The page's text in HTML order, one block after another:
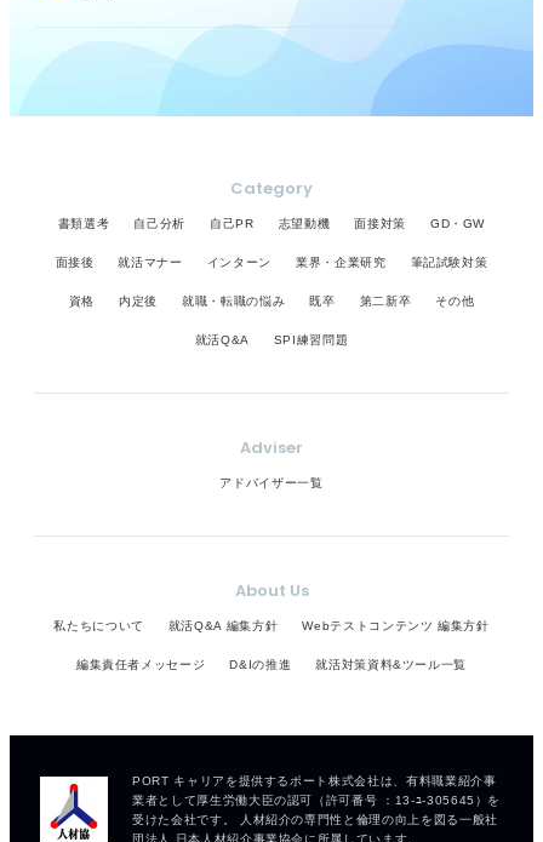
Category
書類選考 自己分析 自己PR 志望動機 面接対策 GD・GW
面接後 就活マナー インターン 業界・企業研究 筆記試験対策
資格 内定後 就職・転職の悩み 既卒 第二新卒 その他
就活Q&A SPI練習問題
Adviser
アドバイザー一覧
About Us
私たちについて 就活Q&A 編集方針 Webテストコンテンツ 編集方針
編集責任者メッセージ D&Iの推進 就活対策資料&ツール一覧